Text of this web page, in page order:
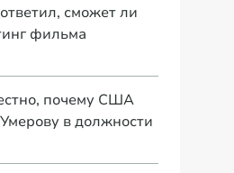
сможет ли
фильма
почему США
в должности